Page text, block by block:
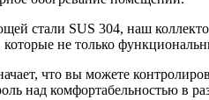
стали SUS 304, наш
не только
что вы можете
над комфортабельностью в